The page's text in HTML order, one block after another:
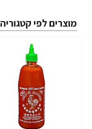
מוצרים לפי קטגוריה